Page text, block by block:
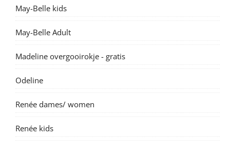
May-Belle kids
May-Belle Adult
Madeline overgooirokje - gratis
Odeline
Renée dames/ women
Renée kids